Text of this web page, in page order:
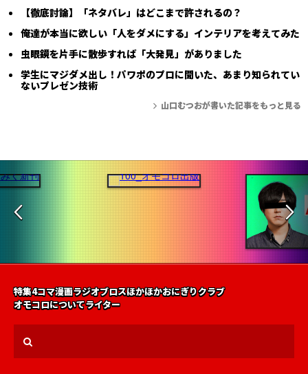
【徹底討論】「ネタバレ」はどこまで許されるの？
俺達が本当に欲しい「人をダメにする」インテリアを考えてみた
虫眼鏡を片手に散歩すれば「大発見」がありました
学生にマジダメ出し！パワポのプロに聞いた、あまり知られてい
ないプレゼン技術
山口むつおが書いた記事をもっと見る
特集4コマ漫画ラジオブロスほかほかおにぎりクラブ
オモコロについてライター